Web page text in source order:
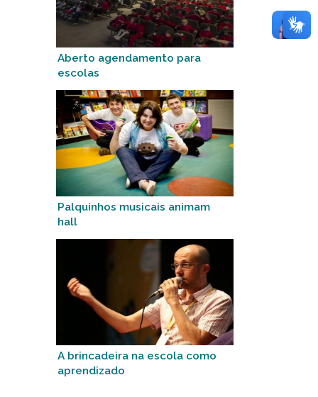
Aberto agendamento para
escolas
Palquinhos musicais animam
hall
A brincadeira na escola como
aprendizado